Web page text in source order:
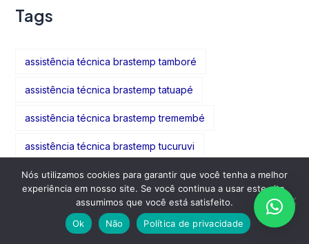
Tags
assistência técnica brastemp tamboré
assistência técnica brastemp tatuapé
assistência técnica brastemp tremembé
assistência técnica brastemp tucuruvi
assistência técnica brastemp vila alexandria
assistência técnica brastemp vila amália
assistência técnica brastemp vila formosa
Nós utilizamos cookies para garantir que você tenha a melhor
experiência em nosso site. Se você continua a usar este site,
assumimos que você está satisfeito.
Ok
Não Política de privacidade